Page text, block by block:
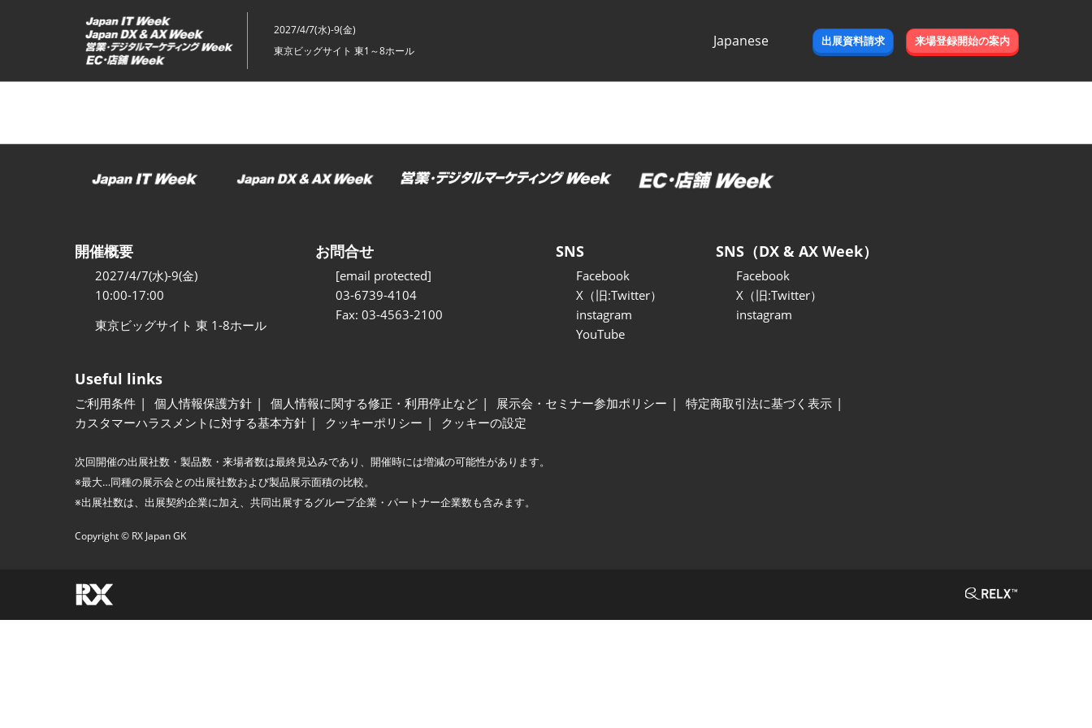
ッ
2027/4/7(水)-9(金)
東京ビッグサイト 東1～8ホール
Japanese
出展資料請求 来場登録開始の案内
開催概要
2027/4/7(水)-9(金)
10:00-17:00
東京ビッグサイト 東 1-8ホール
お問合せ
[email protected]
03-6739-4104
Fax: 03-4563-2100
SNS
Facebook
X（旧:Twitter）
instagram
YouTube
SNS（DX & AX Week）
Facebook
X（旧:Twitter）
instagram
Useful links
ご利用条件 個人情報保護方針 個人情報に関する修正・利用停止など 展示会・セミナー参加ポリシー
特定商取引法に基づく表示
カスタマーハラスメントに対する基本方針
クッキーポリシー クッキーの設定
次回開催の出展社数・製品数・来場者数は最終見込みであり、開催時には増減の可能性があります。
※最大…同種の展示会との出展社数および製品展示面積の比較。
※出展社数は、出展契約企業に加え、共同出展するグループ企業・パートナー企業数も含みます。
Copyright © RX Japan GK